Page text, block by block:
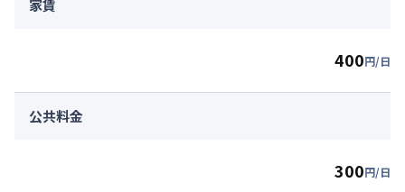
家賃
400円/日
公共料金
300円/日